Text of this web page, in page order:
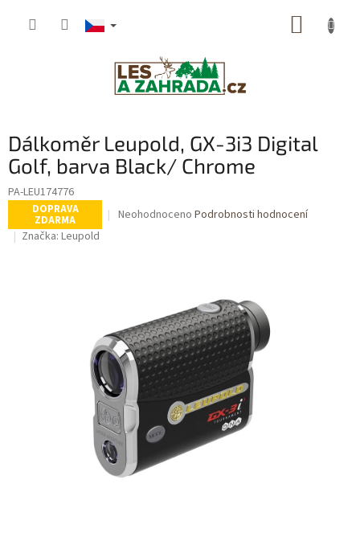
Dálkoměr Leupold, GX-3i3 Digital
Golf, barva Black/ Chrome
PA-LEU174776
DOPRAVA
ZDARMA
Průměrné
hvězdiček.
Neohodnoceno Podrobnosti hodnocení
Značka: Leupold